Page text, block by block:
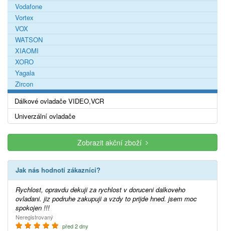
Vodafone
Vortex
VOX
WATSON
XIAOMI
XORO
Yagala
Zircon
Dálkové ovladače VIDEO,VCR
Univerzální ovladače
Zobrazit akční zboží
Jak nás hodnotí zákazníci?
Rychlost, opravdu dekuji za rychlost v doruceni dalkoveho
ovladani. jiz podruhe zakupuji a vzdy to prijde hned. jsem moc
spokojen !!!
Neregistrovaný
před 2 dny